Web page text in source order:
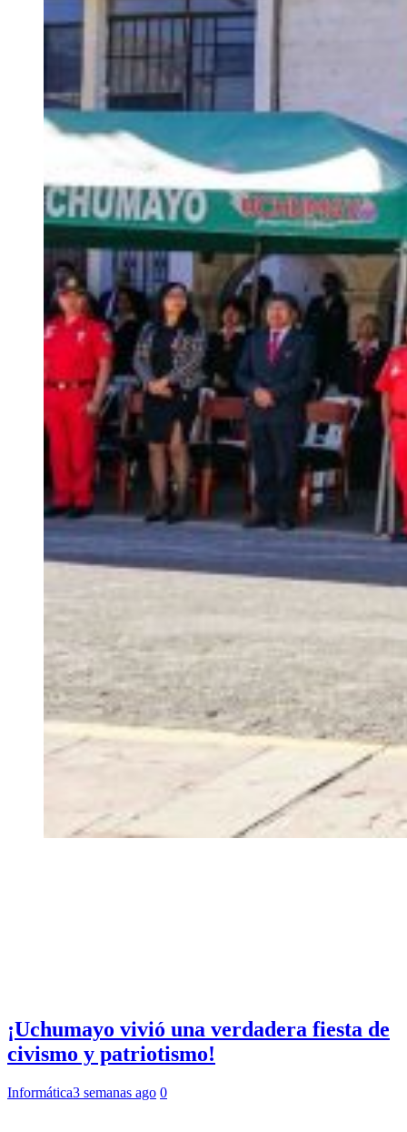
¡Uchumayo vivió una verdadera fiesta de
civismo y patriotismo!
Informática3 semanas ago 0